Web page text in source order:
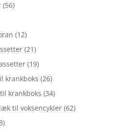
(56)
(12)
(21)
(19)
krankboks (26)
krankboks (34)
til voksencykler (62)